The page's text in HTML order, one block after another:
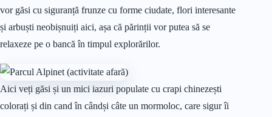
vor găsi cu siguranță frunze cu forme ciudate, flori interesante
și arbuști neobișnuiți aici, așa că părinții vor putea să se
relaxeze pe o bancă în timpul explorărilor.
Aici veți găsi și un mici iazuri populate cu crapi chinezești
colorați și din cand în cândși câte un mormoloc, care sigur îi